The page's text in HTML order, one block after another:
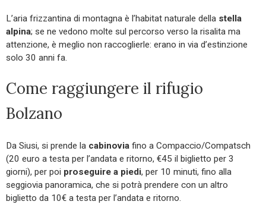
L’aria frizzantina di montagna è l’habitat naturale della stella
alpina; se ne vedono molte sul percorso verso la risalita ma
attenzione, è meglio non raccoglierle: erano in via d’estinzione
solo 30 anni fa.
Come raggiungere il rifugio
Bolzano
Da Siusi, si prende la cabinovia fino a Compaccio/Compatsch
(20 euro a testa per l’andata e ritorno, €45 il biglietto per 3
giorni), per poi proseguire a piedi, per 10 minuti, fino alla
seggiovia panoramica, che si potrà prendere con un altro
biglietto da 10€ a testa per l’andata e ritorno.